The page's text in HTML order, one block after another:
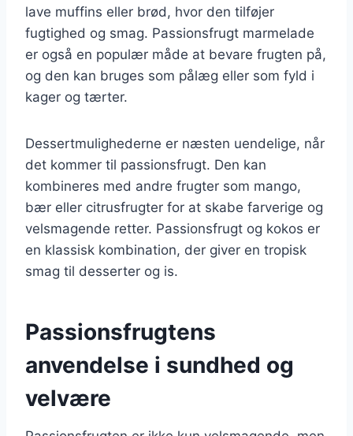
lave muffins eller brød, hvor den tilføjer
fugtighed og smag. Passionsfrugt marmelade
er også en populær måde at bevare frugten på,
og den kan bruges som pålæg eller som fyld i
kager og tærter.
Dessertmulighederne er næsten uendelige, når
det kommer til passionsfrugt. Den kan
kombineres med andre frugter som mango,
bær eller citrusfrugter for at skabe farverige og
velsmagende retter. Passionsfrugt og kokos er
en klassisk kombination, der giver en tropisk
smag til desserter og is.
Passionsfrugtens
anvendelse i sundhed og
velvære